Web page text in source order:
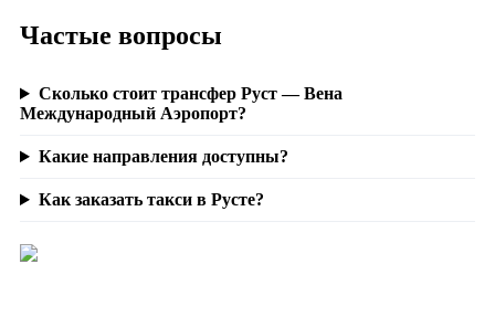
Частые вопросы
Сколько стоит трансфер Руст — Вена
Международный Аэропорт?
Какие направления доступны?
Как заказать такси в Русте?